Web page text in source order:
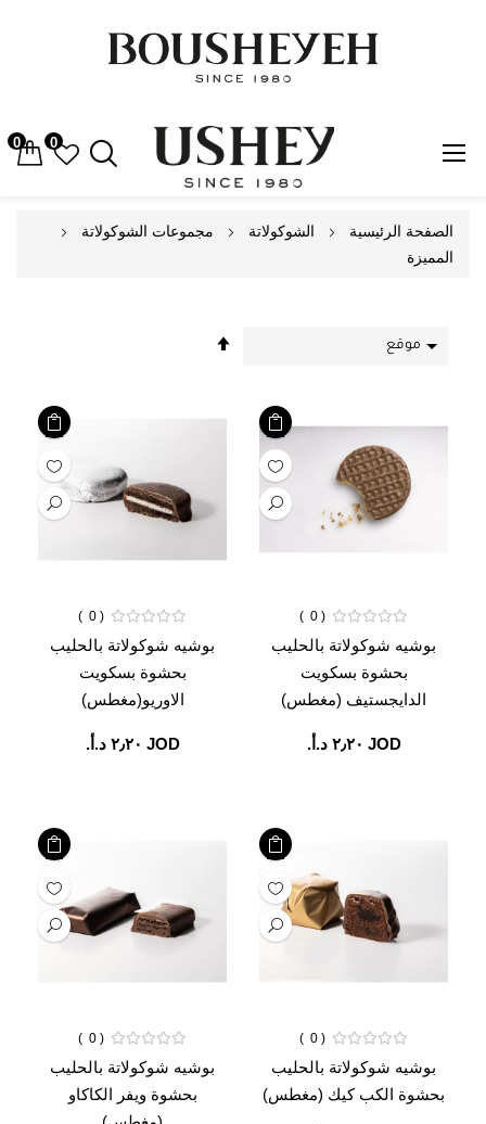
0
0
Content
الصفحة الرئيسية الشوكولاتة
مجموعات الشوكولاتة
المميزة
بوشيه شوكولاتة بالحليب
بحشوة بسكويت
الدايجستيف (مغطس)
0
JOD ‏٢٫٢٠ د.أ.‏
بوشيه شوكولاتة بالحليب
بحشوة بسكويت
الاوريو(مغطس)
0
JOD ‏٢٫٢٠ د.أ.‏
بوشيه شوكولاتة بالحليب
بحشوة الكب كيك (مغطس)
0
بوشيه شوكولاتة بالحليب
بحشوة ويفر الكاكاو
0